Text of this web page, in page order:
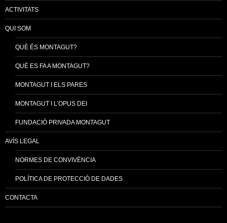
ACTIVITATS
QUI SOM
QUÈ ÉS MONTAGUT?
QUÈ ES FA A MONTAGUT?
MONTAGUT I ELS PARES
MONTAGUT I L’OPUS DEI
FUNDACIÓ PRIVADA MONTAGUT
AVÍS LEGAL
NORMES DE CONVIVÈNCIA
POLÍTICA DE PROTECCIÓ DE DADES
CONTACTA